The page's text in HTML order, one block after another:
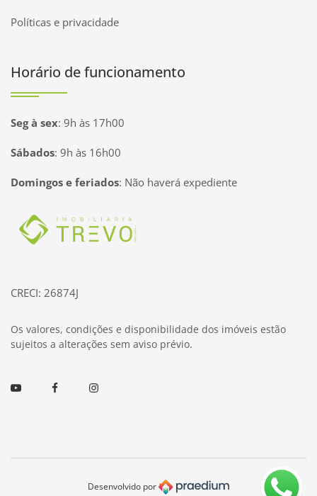
Políticas e privacidade
Horário de funcionamento
Seg à sex: 9h às 17h00
Sábados: 9h às 16h00
Domingos e feriados: Não haverá expediente
Página inicial
CRECI: 26874J
Os valores, condições e disponibilidade dos imóveis estão
sujeitos a alterações sem aviso prévio.
Youtube FacebookInstagram
Desenvolvido por